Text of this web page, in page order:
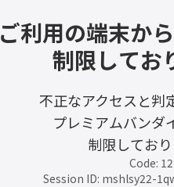
ご利用の端末か
制限してお
不正なアクセスと判
プレミアムバンダ
制限しており
Code: 12
Session ID: mshlsy22-